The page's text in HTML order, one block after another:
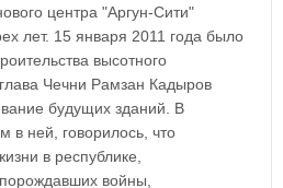
центра "Аргун-Сити"
лет. 15 января 2011 года было
высотного
Чечни Рамзан Кадыров
будущих зданий. В
в ней, говорилось, что
в республике,
войны,